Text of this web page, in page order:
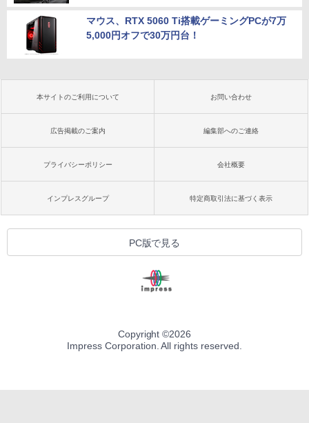
マウス、RTX 5060 Ti搭載ゲーミングPCが7万
5,000円オフで30万円台！
本サイトのご利用について お問い合わせ
広告掲載のご案内 編集部へのご連絡
プライバシーポリシー 会社概要
インプレスグループ 特定商取引法に基づく表示
PC版で見る
Copyright ©2026
Impress Corporation. All rights reserved.